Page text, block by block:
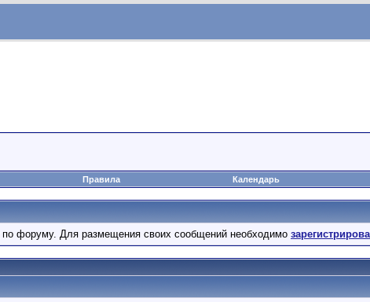
Правила Календарь
по форуму. Для размещения своих сообщений необходимо